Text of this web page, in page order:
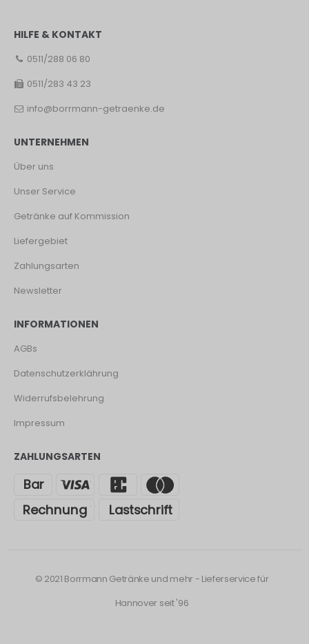
HILFE & KONTAKT
0511/288 06 80
0511/283 43 23
info@borrmann-getraenke.de
UNTERNEHMEN
Über uns
Unser Service
Getränke auf Kommission
Liefergebiet
Zahlungsarten
Newsletter
INFORMATIONEN
AGBs
Datenschutzerklährung
Widerrufsbelehrung
Impressum
ZAHLUNGSARTEN
© 2021 Borrmann Getränke und mehr - Lieferservice für
Hannover seit '96